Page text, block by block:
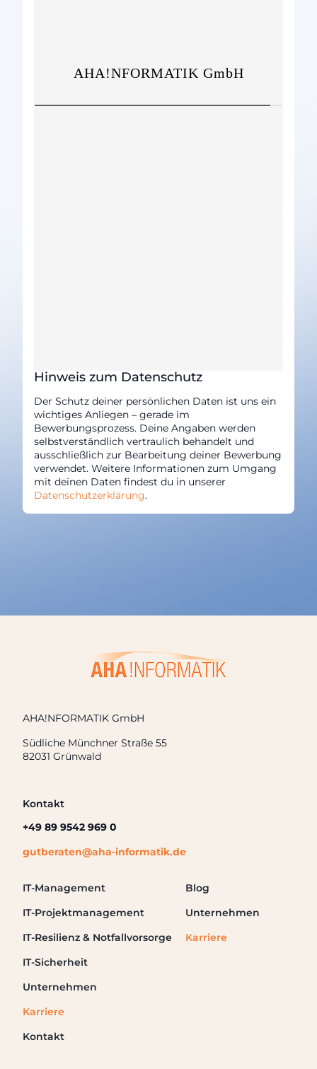
Hinweis zum Datenschutz
Der Schutz deiner persönlichen Daten ist uns ein
wichtiges Anliegen – gerade im
Bewerbungsprozess. Deine Angaben werden
selbstverständlich vertraulich behandelt und
ausschließlich zur Bearbeitung deiner Bewerbung
verwendet. Weitere Informationen zum Umgang
mit deinen Daten findest du in unserer
Datenschutzerklärung.
AHA!NFORMATIK GmbH
Südliche Münchner Straße 55
82031 Grünwald
Kontakt
+49 89 9542 969 0
gutberaten@aha-informatik.de
IT-Management
IT-Projektmanagement
IT-Resilienz & Notfallvorsorge
IT-Sicherheit
Unternehmen
Karriere
Kontakt
Blog
Unternehmen
Karriere